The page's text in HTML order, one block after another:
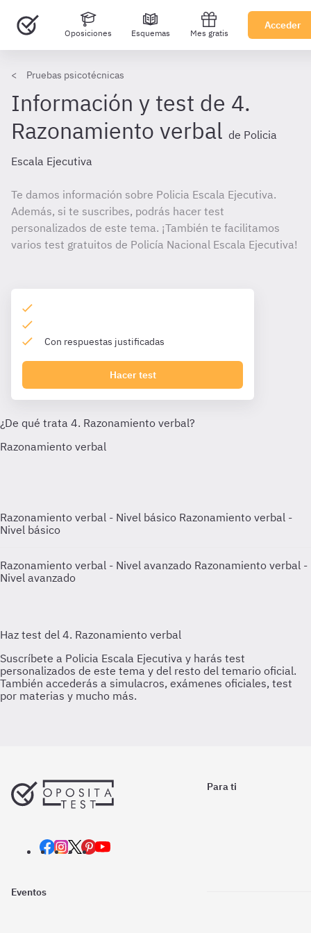
Oposiciones Esquemas Mes gratis
Acceder
Pruebas psicotécnicas
Información y test de 4.
Razonamiento verbal de Policia
Escala Ejecutiva
Te damos información sobre Policia Escala Ejecutiva.
Además, si te suscribes, podrás hacer test
personalizados de este tema. ¡También te facilitamos
varios test gratuitos de Policía Nacional Escala Ejecutiva!
Con respuestas justificadas
Hacer test
Razonamiento verbal - Nivel básico Razonamiento verbal -
Nivel básico
Razonamiento verbal - Nivel avanzado Razonamiento verbal -
Nivel avanzado
Para ti
Eventos